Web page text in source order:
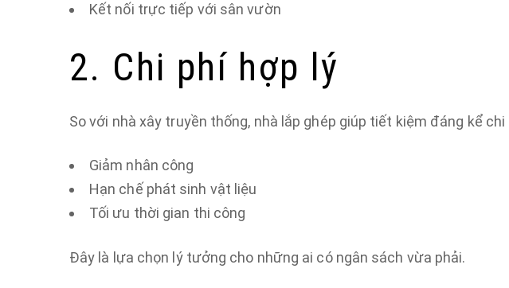
Kết nối trực tiếp với sân vườn
2. Chi phí hợp lý
So với nhà xây truyền thống, nhà lắp ghép giúp tiết kiệm đáng kể chi
Giảm nhân công
Hạn chế phát sinh vật liệu
Tối ưu thời gian thi công
Đây là lựa chọn lý tưởng cho những ai có ngân sách vừa phải.